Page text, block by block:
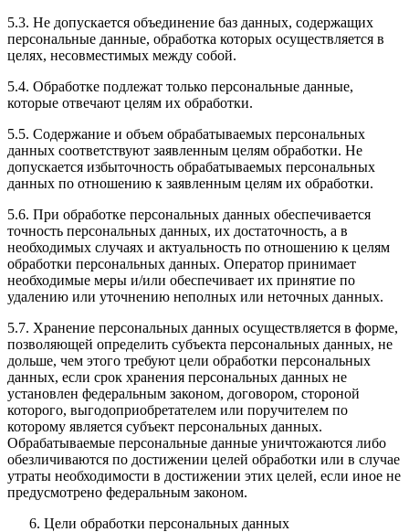
5.3. Не допускается объединение баз данных, содержащих
персональные данные, обработка которых осуществляется в
целях, несовместимых между собой.
5.4. Обработке подлежат только персональные данные,
которые отвечают целям их обработки.
5.5. Содержание и объем обрабатываемых персональных
данных соответствуют заявленным целям обработки. Не
допускается избыточность обрабатываемых персональных
данных по отношению к заявленным целям их обработки.
5.6. При обработке персональных данных обеспечивается
точность персональных данных, их достаточность, а в
необходимых случаях и актуальность по отношению к целям
обработки персональных данных. Оператор принимает
необходимые меры и/или обеспечивает их принятие по
удалению или уточнению неполных или неточных данных.
5.7. Хранение персональных данных осуществляется в форме,
позволяющей определить субъекта персональных данных, не
дольше, чем этого требуют цели обработки персональных
данных, если срок хранения персональных данных не
установлен федеральным законом, договором, стороной
которого, выгодоприобретателем или поручителем по
которому является субъект персональных данных.
Обрабатываемые персональные данные уничтожаются либо
обезличиваются по достижении целей обработки или в случае
утраты необходимости в достижении этих целей, если иное не
предусмотрено федеральным законом.
Цели обработки персональных данных